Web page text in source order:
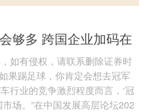
够多 跨国企业加码在
如有侵权，请联系删除证券时
果踢足球，你肯定会想去冠军
行业的竞争激烈程度而言，‘冠
市场。”在中国发展高层论坛202